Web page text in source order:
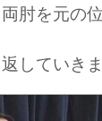
肘を元の
していきま